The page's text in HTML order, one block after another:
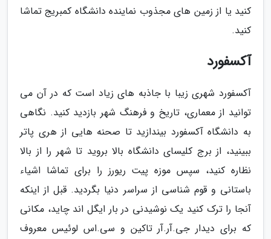
کنید یا از زمین های مجذوب نماینده دانشگاه کمبریج تماشا
کنید.
آکسفورد
آکسفورد شهری زیبا با جاذبه های زیاد است که در آن می
توانید از معماری، تاریخ و فرهنگ شهر بازدید کنید. نگاهی
به دانشگاه آکسفورد بیندازید تا صحنه هایی از هری پاتر
ببینید، از برج کلیسای دانشگاه بالا بروید تا شهر را از بالا
نظاره کنید، سپس موزه پیت ریورز را برای تماشا اشیاء
باستانی و قوم شناسی از سراسر دنیا بگردید. قبل از اینکه
آنجا را ترک کنید یک نوشیدنی در بار ایگل اند چاید، مکانی
که برای دیدار جی.آر.آر تاکین و سی.اس لوئیس معروف